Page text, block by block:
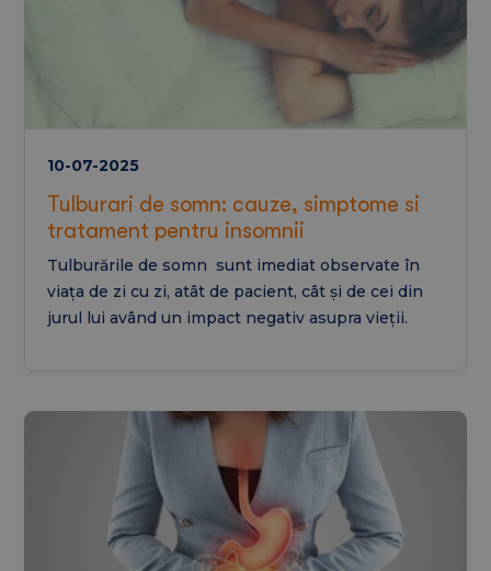
10-07-2025
Tulburari de somn: cauze, simptome si
tratament pentru insomnii
Tulburările de somn sunt imediat observate în
viața de zi cu zi, atât de pacient, cât și de cei din
jurul lui având un impact negativ asupra vieții.